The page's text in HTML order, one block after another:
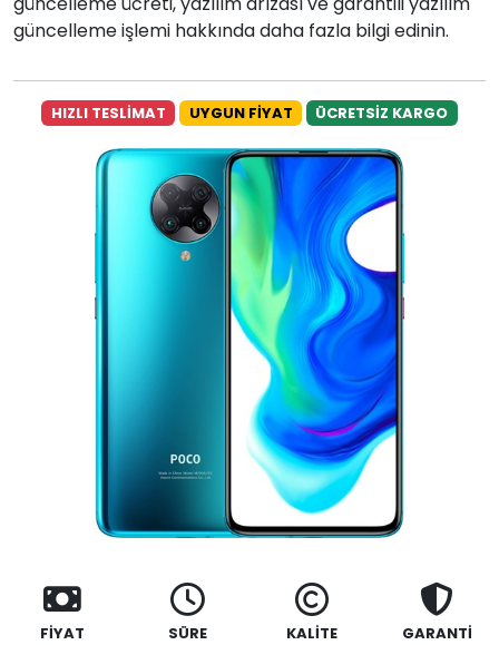
güncelleme işlemi hakkında daha fazla bilgi edinin.
HIZLI TESLİMAT UYGUN FİYAT ÜCRETSİZ KARGO
FİYAT SÜRE KALİTE GARANTİ